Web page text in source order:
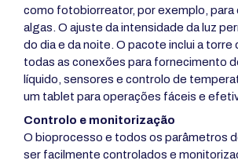
como fotobiorreator, por exemplo, para
algas. O ajuste da intensidade da luz
do dia e da noite. O pacote inclui a torre
todas as conexões para fornecimento
líquido, sensores e controlo de
um tablet para operações fáceis e
Controlo e monitorização
O bioprocesso e todos os parâmetros
ser facilmente controlados e